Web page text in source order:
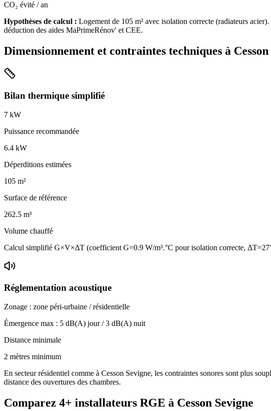
CO₂ évité / an
Hypothèses de calcul : Logement de 105 m² avec isolation correcte (radiateurs acier).
déduction des aides MaPrimeRénov' et CEE.
Dimensionnement et contraintes techniques à
Bilan thermique simplifié
7 kW
Puissance recommandée
6.4 kW
Déperditions estimées
105 m²
Surface de référence
262.5 m³
Volume chauffé
Calcul simplifié G×V×ΔT (coefficient G=0.9 W/m³.°C pour isolation correcte,
Réglementation acoustique
Zonage : zone péri-urbaine / résidentielle
Émergence max : 5 dB(A) jour /3 dB(A) nuit
Distance minimale
2 mètres minimum
En secteur résidentiel comme à Cesson Sevigne, les contraintes sonores sont plus
distance des ouvertures des chambres.
Comparez 4+ installateurs RGE à Cesson Sevigne